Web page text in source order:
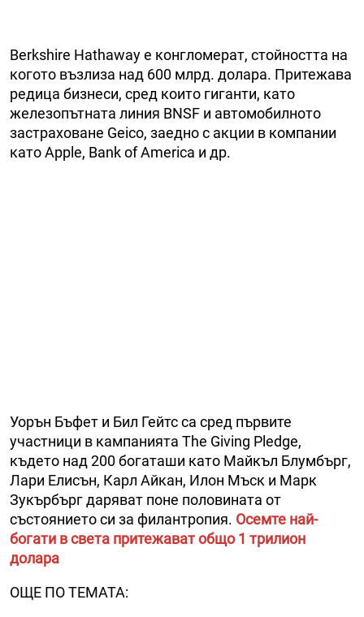
Berkshire Hathaway е конгломерат, стойността на
когото възлиза над 600 млрд. долара. Притежава
редица бизнеси, сред които гиганти, като
железопътната линия BNSF и автомобилното
застраховане Geico, заедно с акции в компании
като Apple, Bank of America и др.
Уорън Бъфет и Бил Гейтс са сред първите
участници в кампанията The Giving Pledge,
където над 200 богаташи като Майкъл Блумбърг,
Лари Елисън, Карл Айкан, Илон Мъск и Марк
Зукърбърг даряват поне половината от
състоянието си за филантропия. Осемте най-
богати в света притежават общо 1 трилион
долара
ОЩЕ ПО ТЕМАТА: